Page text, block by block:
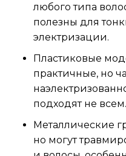
любого типа
полезны для
электризации.
Пластиковые
практичные, но
подходят не всем.
Металлические
но могут